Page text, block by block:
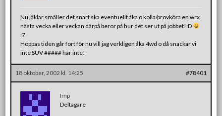
Nu jäklar smäller det snart ska eventuellt åka o kolla/provköra en wrx
nästa vecka eller veckan därpå beror på hur det ser ut på jobbet!:D
:7
Hoppas tiden går fort för nu vill jag verkligen åka 4wd o då snackar vi
inte SUV ##### här inte!
18 oktober, 2002 kl. 14:25 #78401
Imp
Deltagare